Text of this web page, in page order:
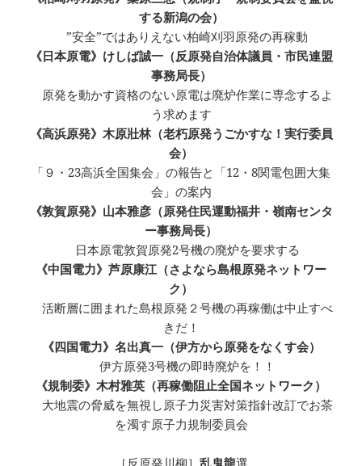
する新潟の会）
”安全”ではありえない柏崎刈羽原発の再稼動
《日本原電》けしば誠一（反原発自治体議員・市民連盟
事務局長）
原発を動かす資格のない原電は廃炉作業に専念するよ
う求めます
《高浜原発》木原壯林（老朽原発うごかすな！実行委員
会）
「９・23高浜全国集会」の報告と「12・8関電包囲大集
会」の案内
《敦賀原発》山本雅彦（原発住民運動福井・嶺南センタ
ー事務局長）
日本原電敦賀原発2号機の廃炉を要求する
《中国電力》芦原康江（さよなら島根原発ネットワー
ク）
活断層に囲まれた島根原発２号機の再稼働は中止すべ
きだ！
《四国電力》名出真一（伊方から原発をなくす会）
伊方原発3号機の即時廃炉を！！
《規制委》木村雅英（再稼働阻止全国ネットワーク）
大地震の脅威を無視し原子力災害対策指針改訂でお茶
を濁す原子力規制委員会